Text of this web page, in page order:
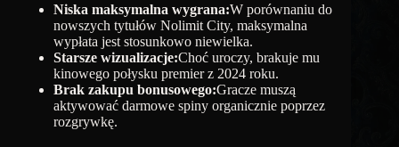
Niska maksymalna wygrana:W porównaniu do
nowszych tytułów Nolimit City, maksymalna
wypłata jest stosunkowo niewielka.
Starsze wizualizacje:Choć uroczy, brakuje mu
kinowego połysku premier z 2024 roku.
Brak zakupu bonusowego:Gracze muszą
aktywować darmowe spiny organicznie poprzez
rozgrywkę.